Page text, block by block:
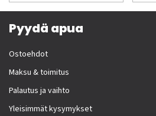
Pyydä apua
Ostoehdot
Maksu & toimitus
Palautus ja vaihto
Yleisimmät kysymykset